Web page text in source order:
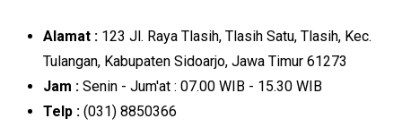
Alamat : 123 Jl. Raya Tlasih, Tlasih Satu, Tlasih, Kec.
Tulangan, Kabupaten Sidoarjo, Jawa Timur 61273
Jam : Senin - Jum'at : 07.00 WIB - 15.30 WIB
Telp : (031) 8850366